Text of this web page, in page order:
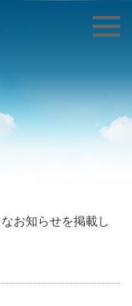
お知らせを掲載し